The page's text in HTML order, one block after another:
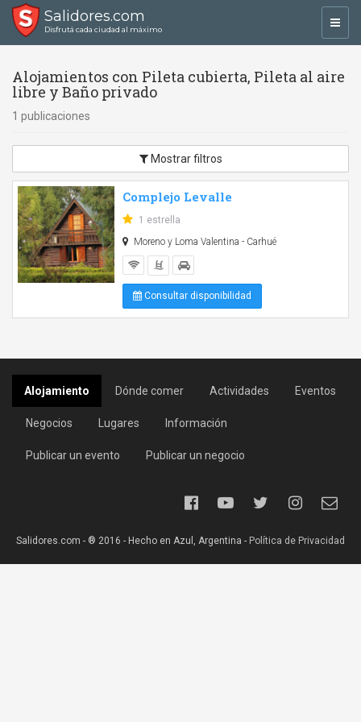
Salidores.com
Disfrutá cada ciudad al máximo
Alojamientos con Pileta cubierta, Pileta al aire
libre y Baño privado
1 publicaciones
Mostrar filtros
Complejo Levalle
1 estrella
Moreno y Loma Valentina - Carhué
Consultar disponibilidad
Alojamiento Dónde comer Actividades Eventos
Negocios Lugares Información
Publicar un evento Publicar un negocio
Salidores.com - ® 2016 - Hecho en Azul, Argentina - Política de Privacidad